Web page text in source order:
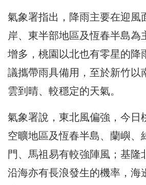
氣象署指出，降雨主要在迎風
岸、東半部地區及恆春半島為
增多，桃園以北也有零星的降
議攜帶雨具備用，至於新竹以
雲到晴、較穩定的天氣。
氣象署說，東北風偏強，今日
空曠地區及恆春半島、蘭嶼、
門、馬祖易有較強陣風；基隆
沿海亦有長浪發生的機率，海